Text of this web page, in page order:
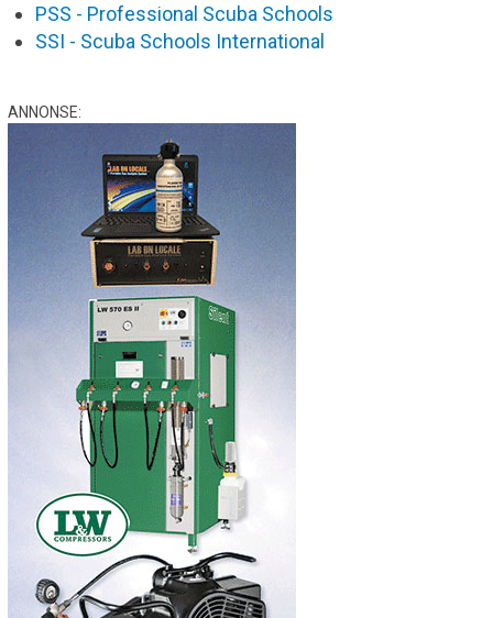
PSS - Professional Scuba Schools
SSI - Scuba Schools International
ANNONSE: